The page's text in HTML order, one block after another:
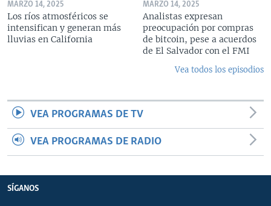
MARZO 14, 2025
Los ríos atmosféricos se
intensifican y generan más
lluvias en California
MARZO 14, 2025
Analistas expresan
preocupación por compras
de bitcoin, pese a acuerdos
de El Salvador con el FMI
Vea todos los episodios
VEA PROGRAMAS DE TV
VEA PROGRAMAS DE RADIO
SÍGANOS